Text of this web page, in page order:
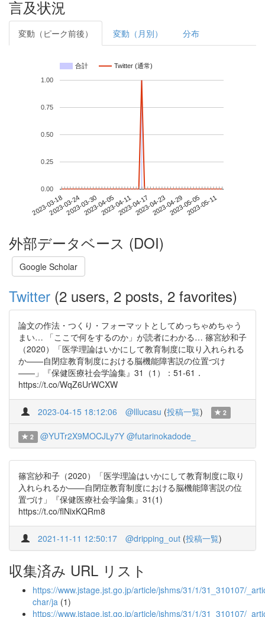
言及状況
変動（ピーク前後） 変動（月別） 分布
合計 Twitter (通常)
2023-03-182023-03-242023-03-302023-04-052023-04-112023-04-172023-04-232023-04-292023-05-052023-05-11
0.00
0.25
0.50
0.75
1.00
外部データベース (DOI)
Google Scholar
Twitter (2 users, 2 posts, 2 favorites)
論文の作法・つくり・フォーマットとしてめっちゃめちゃう
まい… 「ここで何をするのか」が読者にわかる… 篠宮紗和子
（2020）「医学理論はいかにして教育制度に取り入れられる
か——自閉症教育制度における脳機能障害説の位置づけ
——」『保健医療社会学論集』31（1）：51-61．
https://t.co/WqZ6UrWCXW
2023-04-15 18:12:06 @lllucasu (投稿一覧) 2
2 @YUTr2X9MOCJLy7Y @futarinokadode_
篠宮紗和子（2020）「医学理論はいかにして教育制度に取り
入れられるか——自閉症教育制度における脳機能障害説の位
置づけ」『保健医療社会学論集』31(1)
https://t.co/flNixKQRm8
2021-11-11 12:50:17 @dripping_out (投稿一覧)
収集済み URL リスト
https://www.jstage.jst.go.jp/article/jshms/31/1/31_310107/
char/ja (1)
https://www.jstage.jst.go.jp/article/jshms/31/1/31_310107/